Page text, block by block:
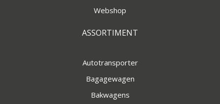
Webshop
ASSORTIMENT
Autotransporter
Bagagewagen
Bakwagens